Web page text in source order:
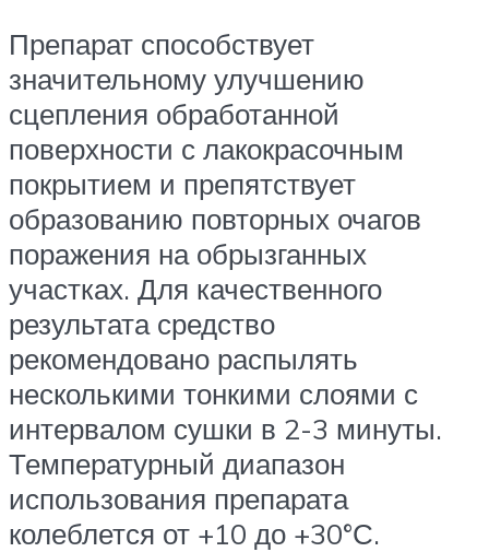
Препарат способствует
значительному улучшению
сцепления обработанной
поверхности с лакокрасочным
покрытием и препятствует
образованию повторных очагов
поражения на обрызганных
участках. Для качественного
результата средство
рекомендовано распылять
несколькими тонкими слоями с
интервалом сушки в 2-3 минуты.
Температурный диапазон
использования препарата
колеблется от +10 до +30°С.